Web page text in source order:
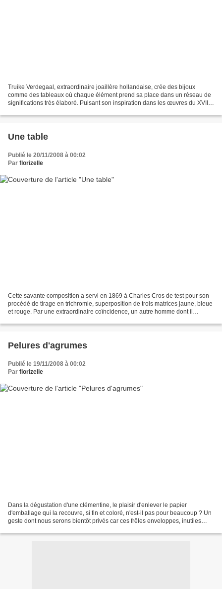
Truike Verdegaal, extraordinaire joaillère hollandaise, crée des bijoux
comme des tableaux où chaque élément prend sa place dans un réseau de
significations très élaboré. Puisant son inspiration dans les œuvres du XVIIe
Une table
Publié le 20/11/2008 à 00:02
Par florizelle
Cette savante composition a servi en 1869 à Charles Cros de test pour son
procédé de tirage en trichromie, superposition de trois matrices jaune, bleue
et rouge. Par une extraordinaire coïncidence, un autre homme dont il
Pelures d'agrumes
Publié le 19/11/2008 à 00:02
Par florizelle
Dans la dégustation d'une clémentine, le plaisir d'enlever le papier
d'emballage qui la recouvre, si fin et coloré, n'est-il pas pour beaucoup ? Un
geste dont nous serons bientôt privés car ces frêles enveloppes, inutiles